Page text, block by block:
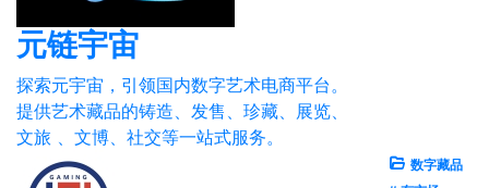
元链宇宙
探索元宇宙，引领国内数字艺术电商平台。
提供艺术藏品的铸造、发售、珍藏、展览、
文旅 、文博、社交等一站式服务。
数字藏品